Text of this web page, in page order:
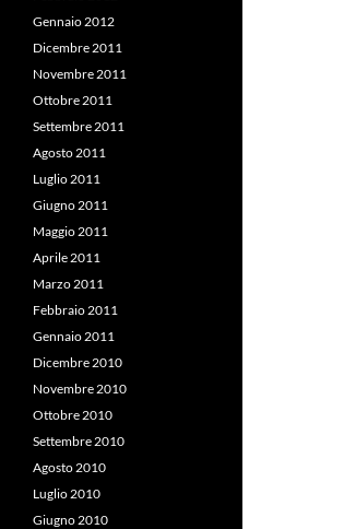
Gennaio 2012
Dicembre 2011
Novembre 2011
Ottobre 2011
Settembre 2011
Agosto 2011
Luglio 2011
Giugno 2011
Maggio 2011
Aprile 2011
Marzo 2011
Febbraio 2011
Gennaio 2011
Dicembre 2010
Novembre 2010
Ottobre 2010
Settembre 2010
Agosto 2010
Luglio 2010
Giugno 2010